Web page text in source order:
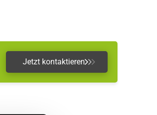
Jetzt kontaktieren